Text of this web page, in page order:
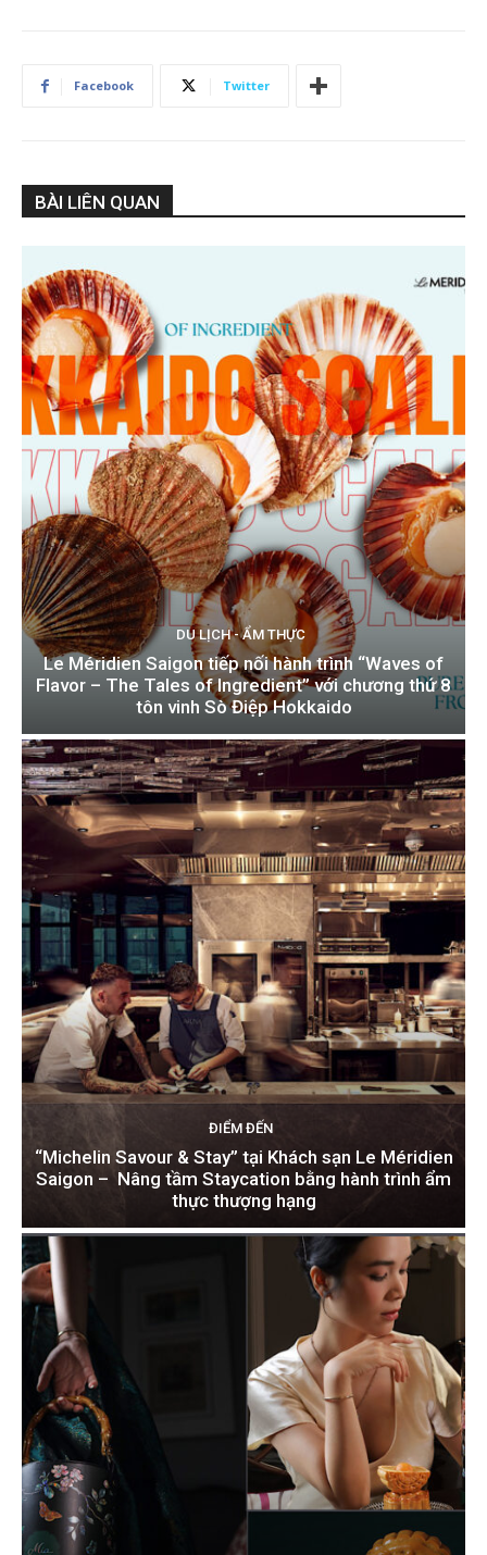
Facebook Twitter
BÀI LIÊN QUAN
DU LỊCH - ẨM THỰC
Le Méridien Saigon tiếp nối hành trình “Waves of
Flavor – The Tales of Ingredient” với chương thứ 8
tôn vinh Sò Điệp Hokkaido
ĐIỂM ĐẾN
“Michelin Savour & Stay” tại Khách sạn Le Méridien
Saigon – Nâng tầm Staycation bằng hành trình ẩm
thực thượng hạng